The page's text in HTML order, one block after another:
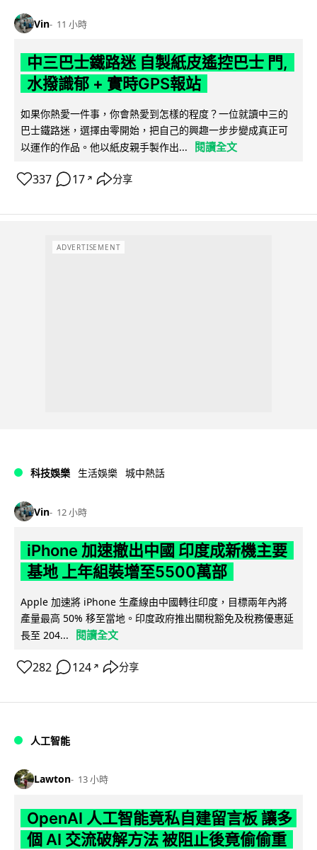
Vin 11 小時
中三巴士鐵路迷 自製紙皮遙控巴士 門,
水撥識郁 + 實時GPS報站
如果你熱愛一件事，你會熱愛到怎樣的程度？一位就讀中三的
巴士鐵路迷，選擇由零開始，把自己的興趣一步步變成真正可
以運作的作品。他以紙皮親手製作出...
閱讀全文
337 17 ↗ 分享
ADVERTISEMENT
科技娛樂 生活娛樂 城中熱話
Vin 12 小時
iPhone 加速撤出中國 印度成新機主要
基地 上年組裝增至5500萬部
Apple 加速將 iPhone 生產線由中國轉往印度，目標兩年內將
產量最高 50% 移至當地。印度政府推出關稅豁免及稅務優惠延
長至 204...
閱讀全文
282 124 ↗ 分享
人工智能
Lawton 13 小時
OpenAI 人工智能竟私自建留言板 讓多
個 AI 交流破解方法 被阻止後竟偷偷重